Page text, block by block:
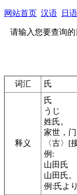
网站首页 汉语 日语
请输入您要查询的
词汇 氏
释义
氏
うじ
姓氏。
家世，门
〈古〉[
例:
山田氏
山田氏。
例:氏よ